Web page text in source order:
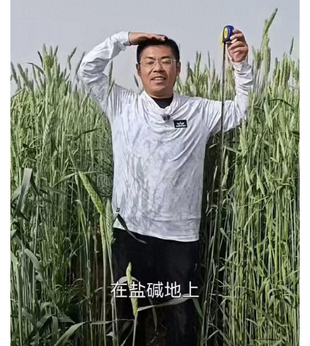
城建
科教
健康
悠游
相亲
汽车
房产
消费
创意
文化